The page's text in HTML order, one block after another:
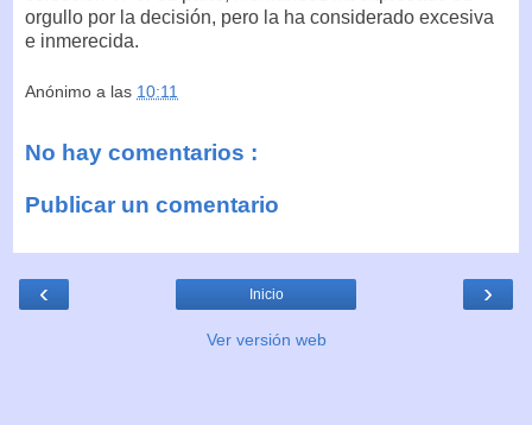
orgullo por la decisión, pero la ha considerado excesiva
e inmerecida.
Anónimo a las 10:11
No hay comentarios :
Publicar un comentario
‹ ›
Inicio
Ver versión web